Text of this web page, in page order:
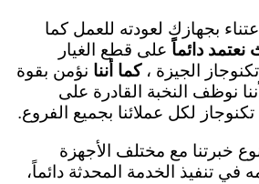
بجهازك لعودته للعمل كما
دائماً على قطع الغيار
الجيزة ،كما أننا نؤمن بقوة
نوظف النخبة القادرة على
لكل عملائنا بجميع الفروع.
خبرتنا مع مختلف الأجهزة
في تنفيذ الخدمة المحدثة دائماً،